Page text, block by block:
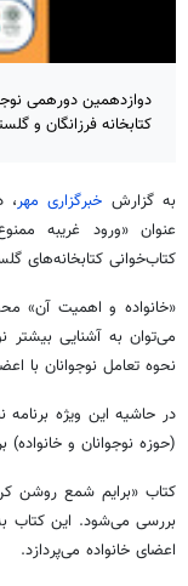
کتابخانه فرزانگان و
به گزارش خبرگزاری مهر،
عنوان «ورود غریبه
کتاب‌خوانی کتابخانه‌های
«خانواده و اهمیت آن»
می‌توان به آشنایی بیشتر
نحوه تعامل نوجوانان با
در حاشیه این ویژه
(حوزه نوجوانان و خانواده)
کتاب «برایم شمع روشن
بررسی می‌شود. این کتاب به
اعضای خانواده می‌پردازد.